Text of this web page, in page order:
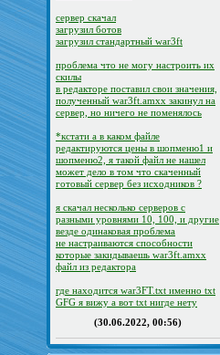
сервер скачал
загрузил ботов
загрузил стандартный war3ft
проблема что не могу настроить их
скилы
в редакторе поставил свои значения,
полученный war3ft.amxx закинул на
сервер, но ничего не поменялось
*кстати а в каком файле
редактируются цены в шопменю1 и
шопменю2, я такой файл не нашел
может дело в том что скаченный
готовый сервер без исходников ?
я скачал несколько серверов с
разными уровнями 10, 100, и другие
везде одинаковая проблема
не настраиваются способности
которые закидываешь war3ft.amxx
файл из редактора
где находится war3FT.txt именно txt
GFG я вижу а вот txt нигде нету
(30.06.2022, 00:56)